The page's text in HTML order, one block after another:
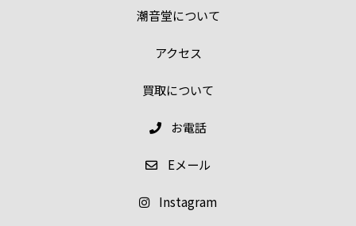
潮音堂について
アクセス
買取について
お電話
Eメール
Instagram